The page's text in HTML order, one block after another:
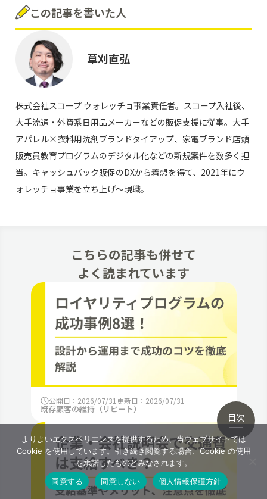
この記事を書いた人
草刈直弘
株式会社スコープ ウォレッチョ事業責任者。スコープ入社後、
大手流通・外資系日用品メーカーなどの販促支援に従事。大手
アパレル×衣料用洗剤ブランドタイアップ、家電ブランド店頭
販売員教育プログラムのデジタル化などの新規案件を数多く担
当。キャッシュバック販促のDXから着想を得て、2021年にウ
ォレッチョ事業を立ち上げ～現職。
こちらの記事も併せて
よく読まれています
公開日：2026/07/31 更新日：2026/07/31
既存顧客の維持（リピート）
目次
よりよいエクスペリエンスを提供するため、当ウェブサイトでは
Cookie を使用しています。引き続き閲覧する場合、Cookie の使用
を承諾したものとみなされます。
同意する
同意しない 個人情報保護方針